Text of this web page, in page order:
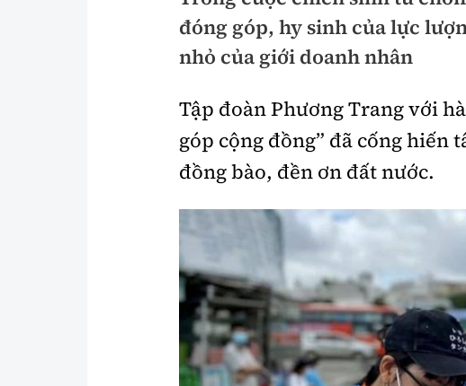
Giao thông 24h
Văn hóa giao thông
Lái xe an toàn
Gương sáng giao thông
Chất lượng sống Văn hóa - Giải Trí
Văn hóa
đóng góp, hy sinh của lực
nhỏ của giới doanh nhân
Tập đoàn Phương Trang với
góp cộng đồng” đã cống
đồng bào, đền ơn đất nước.